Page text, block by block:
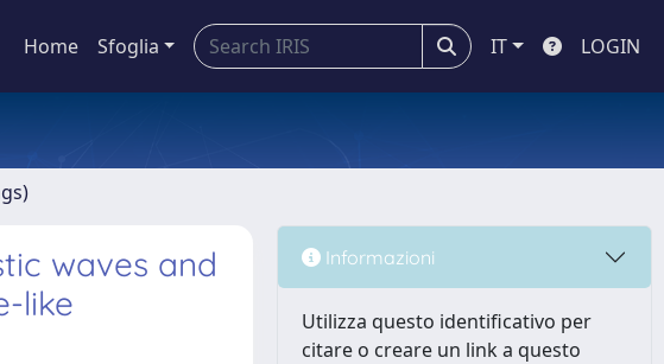
Home Sfoglia IT LOGIN
waves and
like
Informazioni
Utilizza questo identificativo per
citare o creare un link a questo